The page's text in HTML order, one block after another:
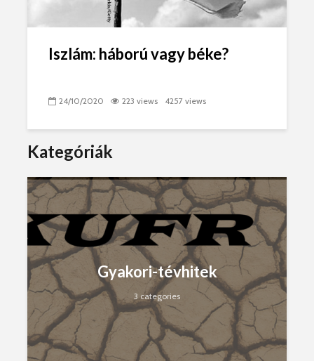
Iszlám: háború vagy béke?
24/10/2020 223 views 4257 views
Kategóriák
Gyakori-tévhitek
3 categories